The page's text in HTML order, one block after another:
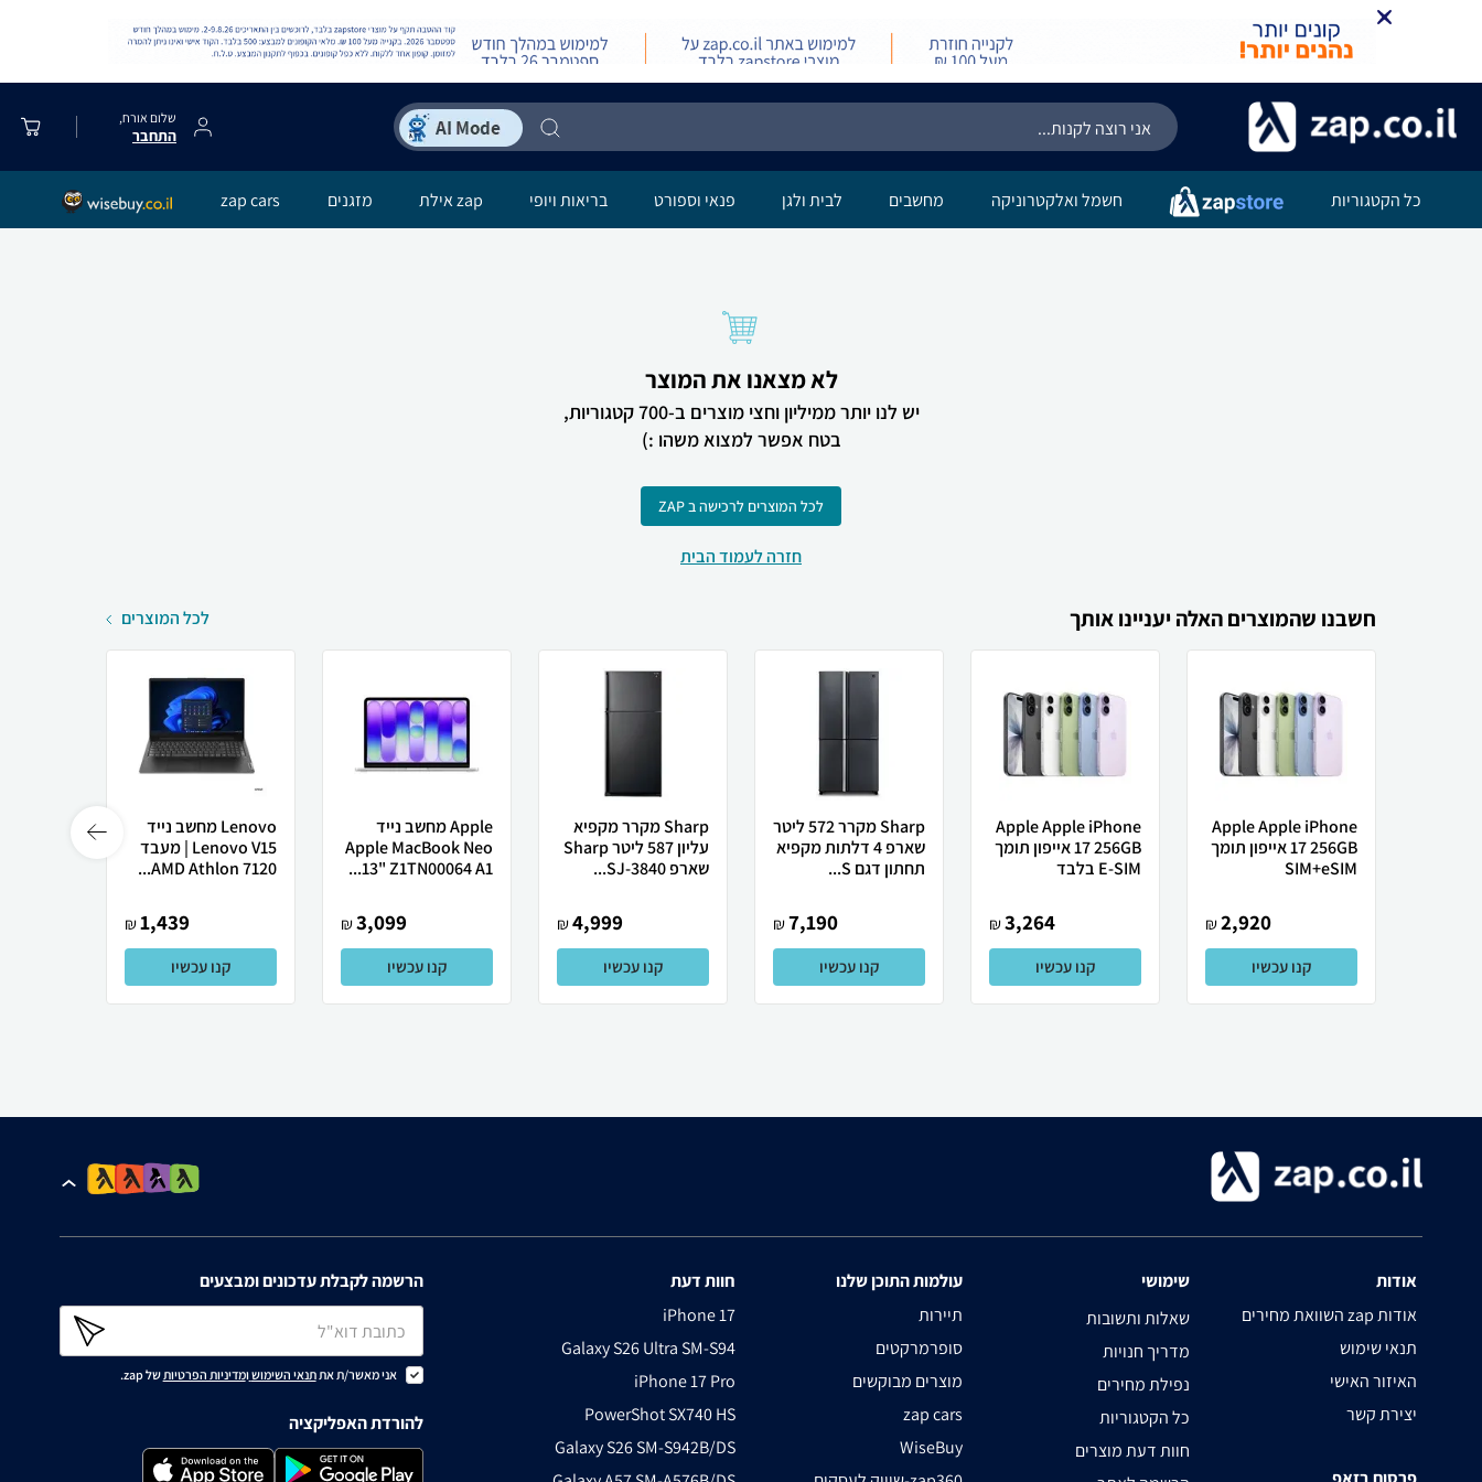
שלום אורח,
התחבר
כל הקטגוריות חשמל ואלקטרוניקה מחשבים לבית ולגן פנאי וספורט בריאות ויופי zap אילת מזגנים zap cars
לא מצאנו את המוצר
יש לנו יותר ממיליון וחצי מוצרים ב-700 קטגוריות,
בטח אפשר למצוא משהו :)
לכל המוצרים לרכישה ב ZAP
חזרה לעמוד הבית
חשבנו שהמוצרים האלה יעניינו אותך לכל המוצרים
Apple Apple iPhone
17 256GB אייפון תומך
SIM+eSIM
2,920
₪
קנו עכשיו
Apple Apple iPhone
17 256GB אייפון תומך
E-SIM בלבד
3,264
₪
קנו עכשיו
Sharp מקרר 572 ליטר
שארפ 4 דלתות מקפיא
תחתון דגם S...
7,190
₪
קנו עכשיו
Sharp מקרר מקפיא
עליון 587 ליטר Sharp
שארפ SJ-3840...
4,999
₪
קנו עכשיו
Apple מחשב נייד
Apple MacBook Neo
13" Z1TN00064 A1...
3,099
₪
קנו עכשיו
Lenovo מחשב נייד
Lenovo V15 | מעבד
AMD Athlon 7120...
1,439
₪
קנו עכשיו
אודות
השוואת מחירים zap אודות
תנאי שימוש
האיזור האישי
יצירת קשר
שימושי
שאלות ותשובות
מדריך חנויות
נפילת מחירים
כל הקטגוריות
חוות דעת מוצרים
עולמות התוכן שלנו
תיירות
סופרמרקטים
מוצרים מבוקשים
zap cars
WiseBuy
חוות דעת
iPhone 17
Galaxy S26 Ultra SM-S94
iPhone 17 Pro
PowerShot SX740 HS
Galaxy S26 SM-S942B/DS
הרשמה לקבלת עדכונים ומבצעים
אני מאשר/ת אתתנאי השימושומדיניות הפרטיותשל zap.
להורדת האפליקציה